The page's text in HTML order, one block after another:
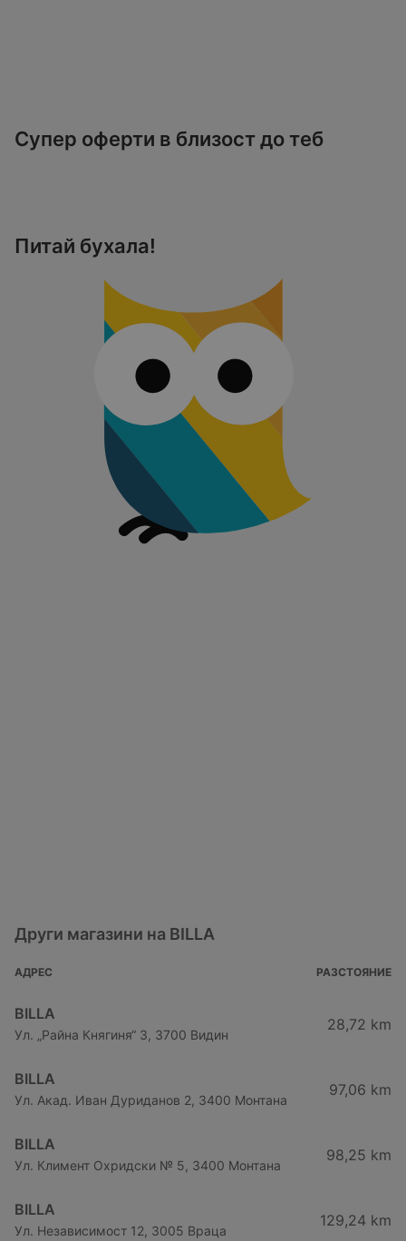
Супер оферти в близост до теб
Питай бухала!
Други магазини на BILLA
АДРЕС РАЗСТОЯНИЕ
BILLA
Ул. „Райна Княгиня“ 3, 3700 Видин
28,72 km
BILLA
Ул. Акад. Иван Дуриданов 2, 3400 Монтана
97,06 km
BILLA
Ул. Климент Охридски № 5, 3400 Монтана
98,25 km
BILLA
Ул. Независимост 12, 3005 Враца
129,24 km